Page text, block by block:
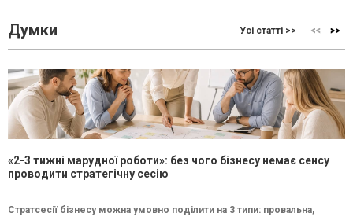
Думки Усі статті >>
«2-3 тижні марудної роботи»: без чого бізнесу немає сенсу
проводити стратегічну сесію
Стратсесії бізнесу можна умовно поділити на 3 типи: провальна,